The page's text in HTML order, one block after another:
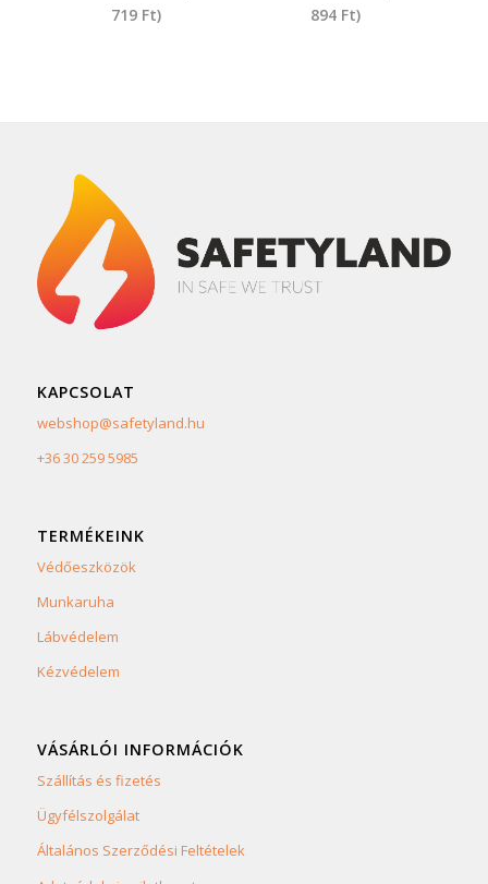
719 Ft)
894 Ft)
KAPCSOLAT
webshop@safetyland.hu
+36 30 259 5985
TERMÉKEINK
Védőeszközök
Munkaruha
Lábvédelem
Kézvédelem
VÁSÁRLÓI INFORMÁCIÓK
Szállítás és fizetés
Ügyfélszolgálat
Általános Szerződési Feltételek